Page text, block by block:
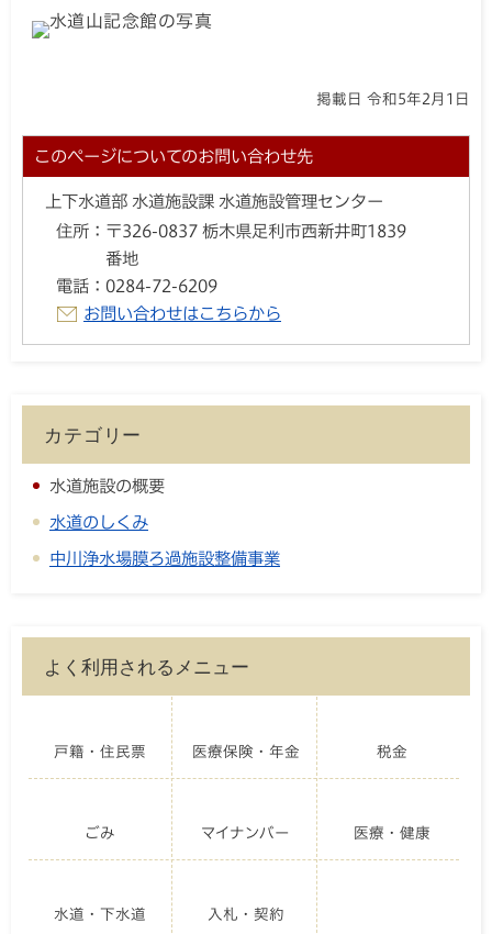
掲載日 令和5年2月1日
このページについてのお問い合わせ先
上下水道部 水道施設課 水道施設管理センター
住所： 〒326-0837 栃木県足利市西新井町1839
番地
電話： 0284-72-6209
お問い合わせはこちらから
カテゴリー
水道施設の概要
水道のしくみ
中川浄水場膜ろ過施設整備事業
よく利用されるメニュー
戸籍・住民票 医療保険・年金 税金
ごみ マイナンバー 医療・健康
水道・下水道 入札・契約